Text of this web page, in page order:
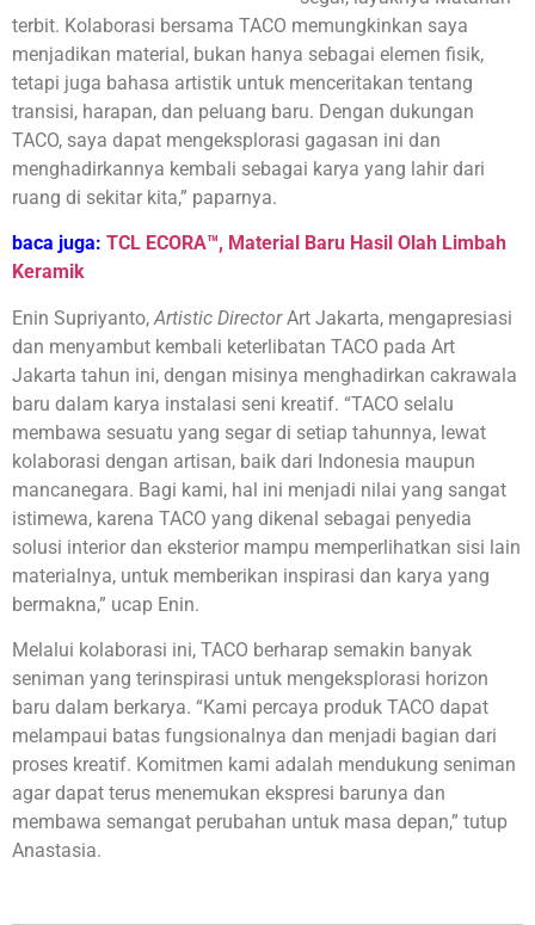
terbit. Kolaborasi bersama TACO memungkinkan saya
menjadikan material, bukan hanya sebagai elemen fisik,
tetapi juga bahasa artistik untuk menceritakan tentang
transisi, harapan, dan peluang baru. Dengan dukungan
TACO, saya dapat mengeksplorasi gagasan ini dan
menghadirkannya kembali sebagai karya yang lahir dari
ruang di sekitar kita,” paparnya.
baca juga: TCL ECORA™, Material Baru Hasil Olah Limbah
Keramik
Enin Supriyanto, Artistic DirectorArt Jakarta, mengapresiasi
dan menyambut kembali keterlibatan TACO pada Art
Jakarta tahun ini, dengan misinya menghadirkan cakrawala
baru dalam karya instalasi seni kreatif. “TACO selalu
membawa sesuatu yang segar di setiap tahunnya, lewat
kolaborasi dengan artisan, baik dari Indonesia maupun
mancanegara. Bagi kami, hal ini menjadi nilai yang sangat
istimewa, karena TACO yang dikenal sebagai penyedia
solusi interior dan eksterior mampu memperlihatkan sisi lain
materialnya, untuk memberikan inspirasi dan karya yang
bermakna,” ucap Enin.
Melalui kolaborasi ini, TACO berharap semakin banyak
seniman yang terinspirasi untuk mengeksplorasi horizon
baru dalam berkarya. “Kami percaya produk TACO dapat
melampaui batas fungsionalnya dan menjadi bagian dari
proses kreatif. Komitmen kami adalah mendukung seniman
agar dapat terus menemukan ekspresi barunya dan
membawa semangat perubahan untuk masa depan,” tutup
Anastasia.